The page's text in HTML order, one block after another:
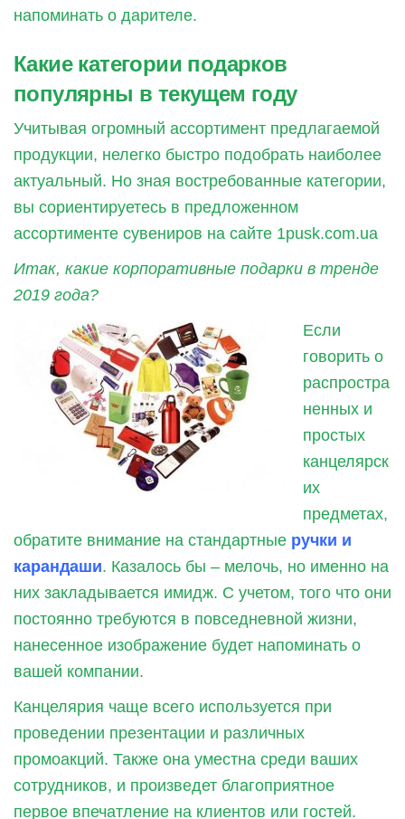
напоминать о дарителе.
Какие категории подарков
популярны в текущем году
Учитывая огромный ассортимент предлагаемой
продукции, нелегко быстро подобрать наиболее
актуальный. Но зная востребованные категории,
вы сориентируетесь в предложенном
ассортименте сувениров на сайте 1pusk.com.ua
Итак, какие корпоративные подарки в тренде
2019 года?
Если
говорить о
распростра
ненных и
простых
канцелярск
их
предметах,
обратите внимание на стандартные ручки и
карандаши. Казалось бы – мелочь, но именно на
них закладывается имидж. С учетом, того что они
постоянно требуются в повседневной жизни,
нанесенное изображение будет напоминать о
вашей компании.
Канцелярия чаще всего используется при
проведении презентации и различных
промоакций. Также она уместна среди ваших
сотрудников, и произведет благоприятное
первое впечатление на клиентов или гостей.